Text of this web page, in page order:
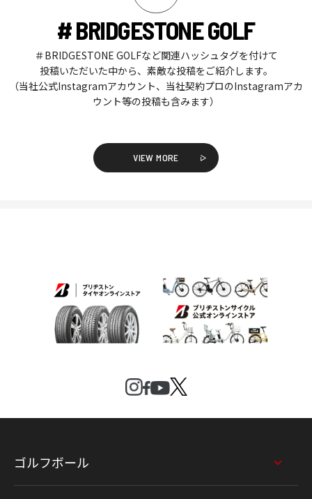
# BRIDGESTONE GOLF
＃BRIDGESTONE GOLFなど関連ハッシュタグを付けて
投稿いただいた中から、素敵な投稿をご紹介します。
（当社公式Instagramアカウント、当社契約プロのInstagramアカ
ウント等の投稿も含みます）
VIEW MORE
ゴルフボール